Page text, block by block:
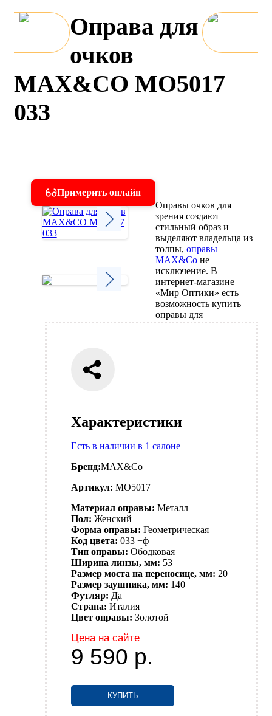
Оправа для
очков
MAX&CO MO5017
033
Примерить онлайн
Характеристики
Есть в наличии в 1 салоне
Бренд:MAX&Co
Артикул: MO5017
Материал оправы: Металл
Пол: Женский
Форма оправы: Геометрическая
Код цвета: 033 +ф
Тип оправы: Ободковая
Ширина линзы, мм: 53
Размер моста на переносице, мм: 20
Размер заушника, мм: 140
Футляр: Да
Страна: Италия
Цвет оправы: Золотой
Цена на сайте
9 590 р.
КУПИТЬ
Оправы очков для
зрения создают
стильный образ и
выделяют владельца из
толпы,оправы
MAX&Co не
исключение. В
интернет-магазине
«Мир Оптики» есть
возможность купить
оправы для